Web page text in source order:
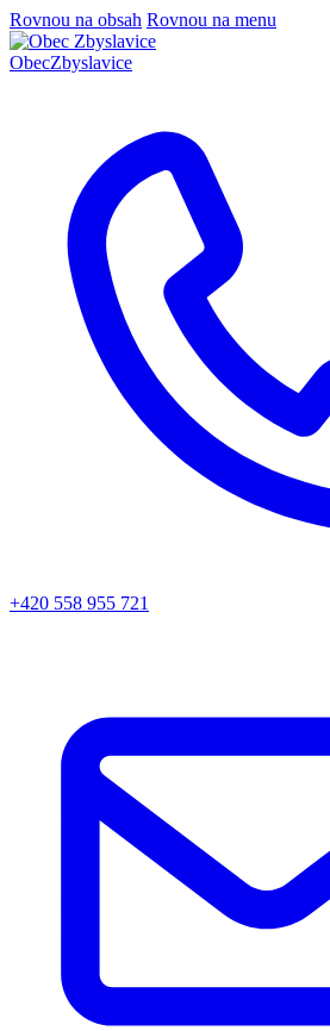
Rovnou na obsah Rovnou na menu
ObecZbyslavice
+420 558 955 721